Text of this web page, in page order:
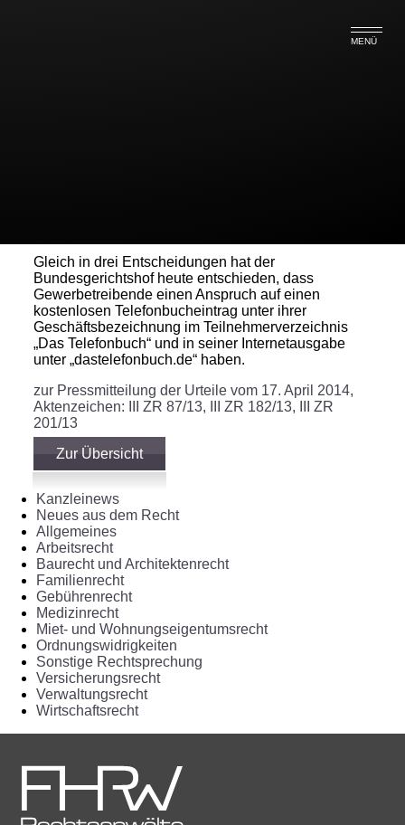
MENÜ
Gleich in drei Entscheidungen hat der
Bundesgerichtshof heute entschieden, dass
Gewerbetreibende einen Anspruch auf einen
kostenlosen Telefonbucheintrag unter ihrer
Geschäftsbezeichnung im Teilnehmerverzeichnis
„Das Telefonbuch“ und in seiner Internetausgabe
unter „dastelefonbuch.de“ haben.
zur Pressmitteilung der Urteile vom 17. April 2014,
Aktenzeichen: III ZR 87/13, III ZR 182/13, III ZR
201/13
Zur Übersicht
Kanzleinews
Neues aus dem Recht
Allgemeines
Arbeitsrecht
Baurecht und Architektenrecht
Familienrecht
Gebührenrecht
Medizinrecht
Miet- und Wohnungseigentumsrecht
Ordnungswidrigkeiten
Sonstige Rechtsprechung
Versicherungsrecht
Verwaltungsrecht
Wirtschaftsrecht